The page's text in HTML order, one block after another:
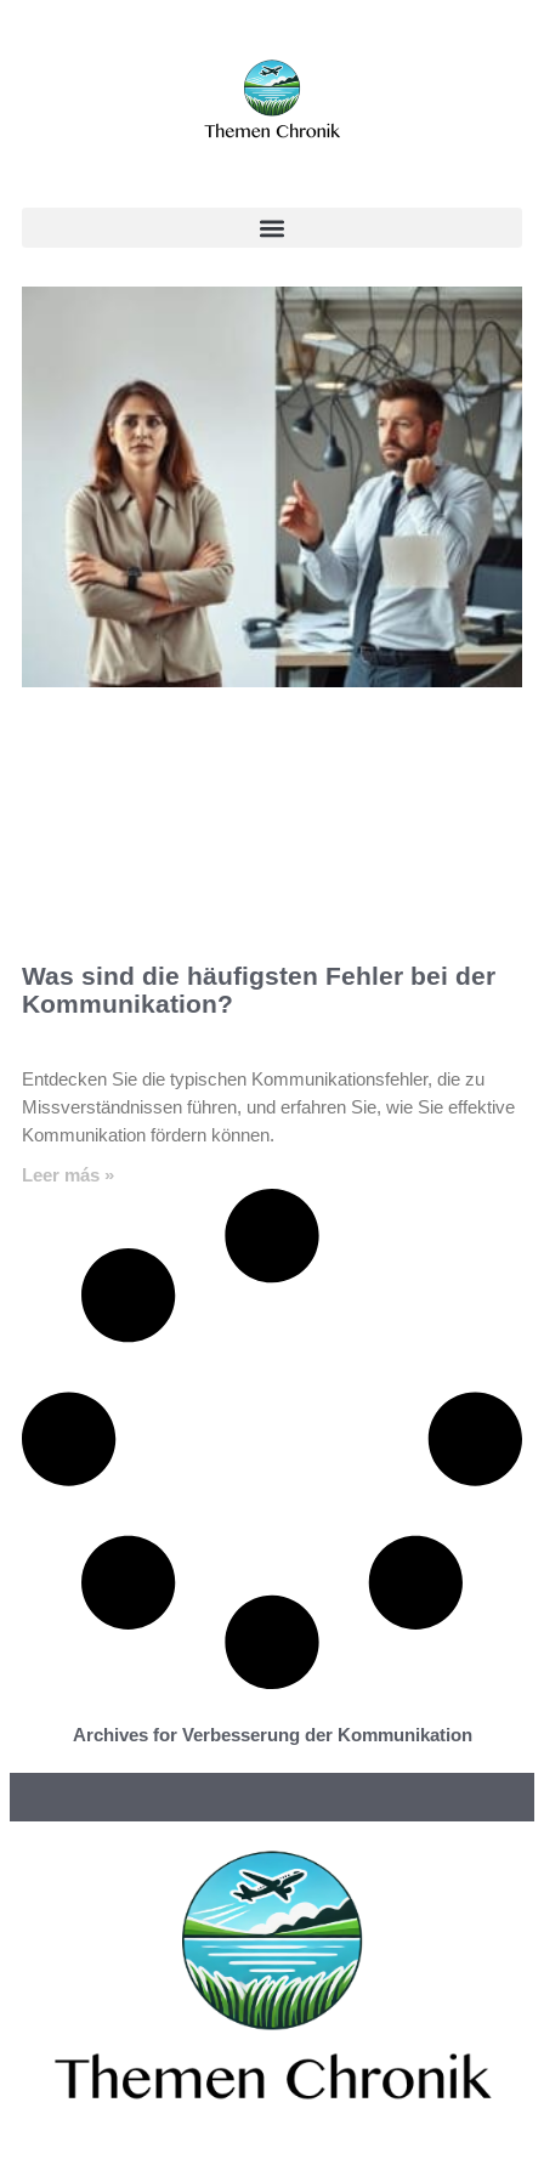
Was sind die häufigsten Fehler bei der
Kommunikation?
Entdecken Sie die typischen Kommunikationsfehler, die zu
Missverständnissen führen, und erfahren Sie, wie Sie effektive
Kommunikation fördern können.
Leer más »
Archives for Verbesserung der Kommunikation